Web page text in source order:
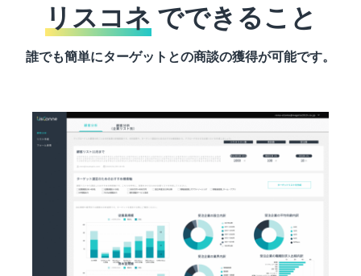
リスコネ でできること
誰でも簡単にターゲットとの商談の獲得が可能です。